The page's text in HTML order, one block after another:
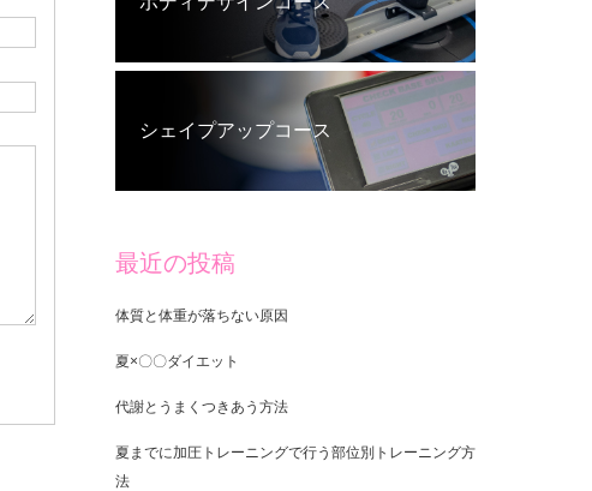
シェイプアップコース
最近の投稿
体質と体重が落ちない原因
夏×〇〇ダイエット
代謝とうまくつきあう方法
夏までに加圧トレーニングで行う部位別トレーニング方
法